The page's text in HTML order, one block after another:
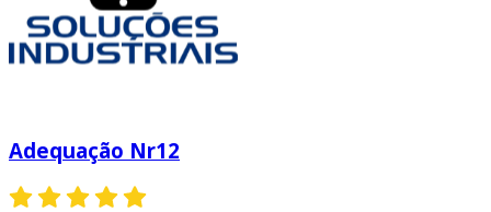
Adequação Nr12